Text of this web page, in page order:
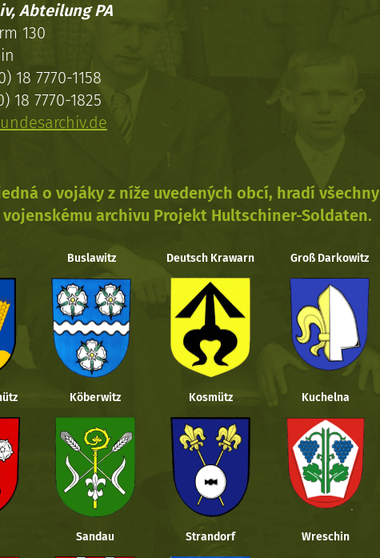
Abteilung PA
130
18 7770-1158
18 7770-1825
o vojáky z níže uvedených obcí, hradí všechny
archivu Projekt Hultschiner-Soldaten.
Buslawitz Deutsch Krawarn Groß Darkowitz
Köberwitz Kosmütz Kuchelna
Sandau Strandorf Wreschin